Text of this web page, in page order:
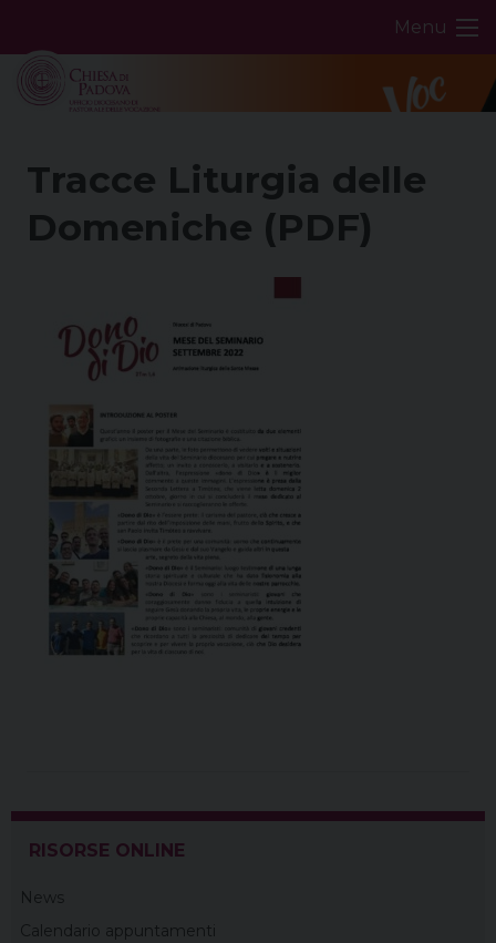
content
Menu
Tracce Liturgia delle
Domeniche (PDF)
RISORSE ONLINE
News
Calendario appuntamenti